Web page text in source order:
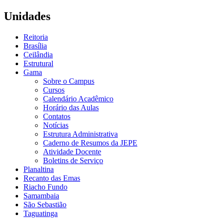
Unidades
Reitoria
Brasília
Ceilândia
Estrutural
Gama
Sobre o Campus
Cursos
Calendário Acadêmico
Horário das Aulas
Contatos
Notícias
Estrutura Administrativa
Caderno de Resumos da JEPE
Atividade Docente
Boletins de Serviço
Planaltina
Recanto das Emas
Riacho Fundo
Samambaia
São Sebastião
Taguatinga